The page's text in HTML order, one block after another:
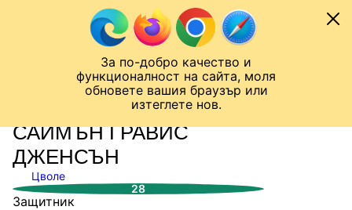
За по-добро качество и
функционалност на сайта, моля
обновете вашия браузър или
изтеглете нов.
Към съдържанието
Лига на Конференциите
СТАТИСТИКИ
САЙМЪН ГРАВИС
ДЖЕНСЪН
Цволе
28
Защитник